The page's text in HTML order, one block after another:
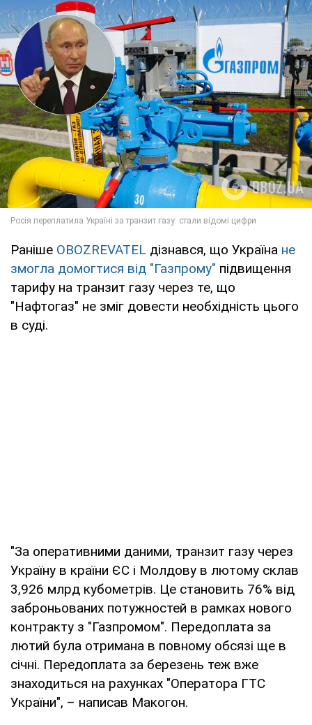
Раніше OBOZREVATEL дізнався, що Україна не
змогла домогтися від "Газпрому" підвищення
тарифу на транзит газу через те, що
"Нафтогаз" не зміг довести необхідність цього
в суді.
"За оперативними даними, транзит газу через
Україну в країни ЄС і Молдову в лютому склав
3,926 млрд кубометрів. Це становить 76% від
заброньованих потужностей в рамках нового
контракту з "Газпромом". Передоплата за
лютий була отримана в повному обсязі ще в
січні. Передоплата за березень теж вже
знаходиться на рахунках "Оператора ГТС
України", – написав Макогон.